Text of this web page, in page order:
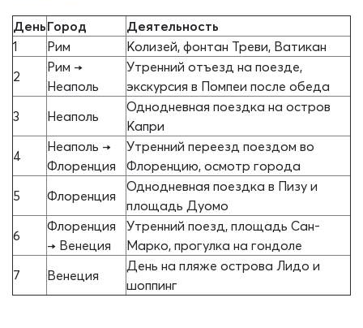
ДеньГород
Деятельность
1
Рим
Колизей, фонтан Треви, Ватикан
2
Рим →
Неаполь
Утренний отъезд на поезде,
экскурсия в Помпеи после обеда
3
Неаполь
Однодневная поездка на остров
Капри
4
Неаполь →
Флоренция
Утренний переезд поездом во
Флоренцию, осмотр города
5
Флоренция
Однодневная поездка в Пизу и
площадь Дуомо
6
Флоренция
→ Венеция
Утренний поезд, площадь Сан-
Марко, прогулка на гондоле
7
Венеция
День на пляже острова Лидо и
шоппинг